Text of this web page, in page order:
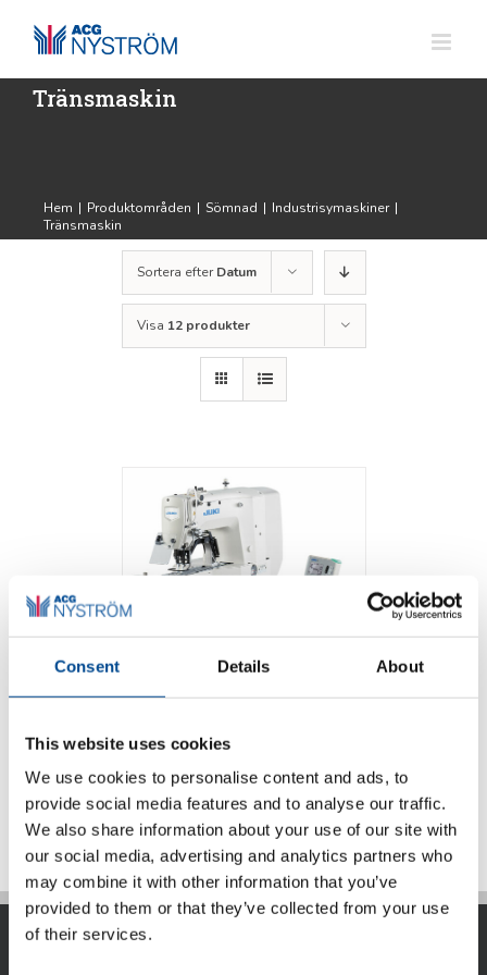
Consent Details About
This website uses cookies
We use cookies to personalise content and ads, to
provide social media features and to analyse our traffic.
We also share information about your use of our site with
our social media, advertising and analytics partners who
may combine it with other information that you’ve
provided to them or that they’ve collected from your use
of their services.
innehållet
Tränsmaskin
Hem | Produktområden | Sömnad | Industrisymaskiner |
Tränsmaskin
Sortera efterDatum
Visa 12 produkter
Detaljer